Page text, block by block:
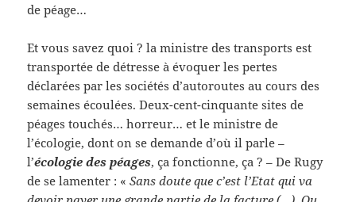
de péage…
Et vous savez quoi ? la ministre des transports est
transportée de détresse à évoquer les pertes
déclarées par les sociétés d’autoroutes au cours des
semaines écoulées. Deux-cent-cinquante sites de
péages touchés… horreur… et le ministre de
l’écologie, dont on se demande d’où il parle –
l’écologie des péages, ça fonctionne, ça ? – De Rugy
de se lamenter : «Sans doute que c’est l’Etat qui va